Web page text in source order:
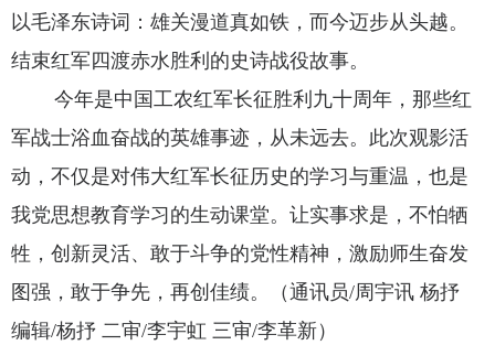
以毛泽东诗词：雄关漫道真如铁，而今迈步从头越。
结束红军四渡赤水胜利的史诗战役故事。
今年是中国工农红军长征胜利九十周年，那些红
军战士浴血奋战的英雄事迹，从未远去。此次观影活
动，不仅是对伟大红军长征历史的学习与重温，也是
我党思想教育学习的生动课堂。让实事求是，不怕牺
牲，创新灵活、敢于斗争的党性精神，激励师生奋发
图强，敢于争先，再创佳绩。（通讯员/周宇讯 杨抒
编辑/杨抒 二审/李宇虹 三审/李革新）